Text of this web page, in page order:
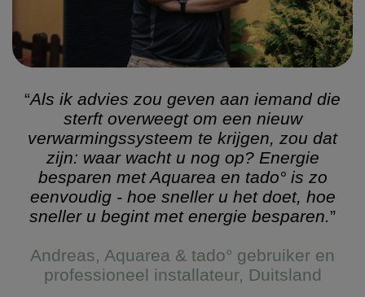
“Als ik advies zou geven aan iemand die
sterft overweegt om een nieuw
verwarmingssysteem te krijgen, zou dat
zijn: waar wacht u nog op? Energie
besparen met Aquarea en tado° is zo
eenvoudig - hoe sneller u het doet, hoe
sneller u begint met energie besparen.”
Andreas, Aquarea & tado° gebruiker en
professioneel installateur, Duitsland